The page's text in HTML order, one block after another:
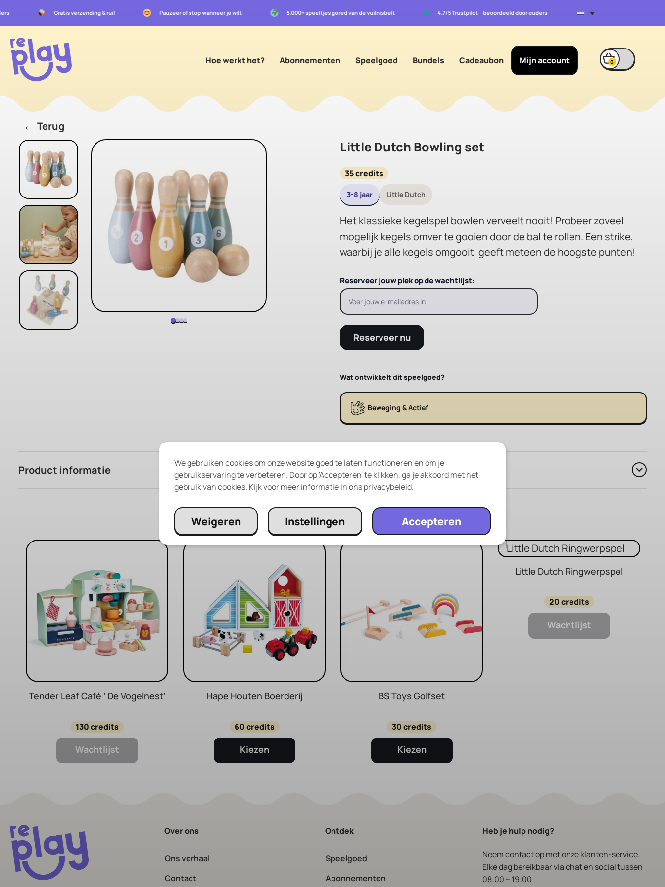
Gratis verzending & ruil Pauzeer of stop wanneer je wilt 5.000+ speeltjes gered van de vuilnisbelt ★ 4.7/5 Trustpilot – beoordeeld door ouders
Hoe werkt het? Abonnementen Speelgoed Bundels Cadeaubon Mijn account 0
← Terug
Little Dutch Bowling set
35 credits
3-8 jaar Little Dutch
Het klassieke kegelspel bowlen verveelt nooit! Probeer zoveel
mogelijk kegels omver te gooien door de bal te rollen. Een strike,
waarbij je alle kegels omgooit, geeft meteen de hoogste punten!
Reserveer jouw plek op de wachtlijst:
Reserveer nu
Wat ontwikkelt dit speelgoed?
Beweging & Actief
Product informatie
Andere ouders kozen ook…
Tender Leaf Café ‘ De Vogelnest’
130 credits
Wachtlijst
Hape Houten Boerderij
60 credits
Kiezen
BS Toys Golfset
30 credits
Kiezen
Little Dutch Ringwerpspel
20 credits
Wachtlijst
Over ons
Ons verhaal
Contact
Ontdek
Speelgoed
Abonnementen
Heb je hulp nodig?
Neem contact opmet onze klanten-service.
Elke dag bereikbaar via chat en social tussen
08:00 – 19:00
We gebruiken cookies om onze website goed te laten functioneren en om je
gebruikservaring te verbeteren. Door op 'Accepteren' te klikken, ga je akkoord met het
gebruik van cookies. Kijk voor meer informatie in ons privacybeleid.
Accepteren
Instellingen
Weigeren